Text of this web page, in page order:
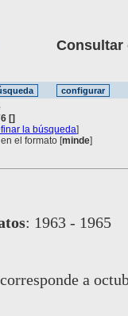
Consultar
[]
la búsqueda]
en el formato [minde]
: 1963 - 1965
a